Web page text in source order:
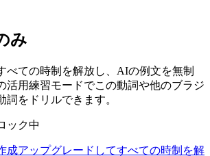
み
べての時制を解放し、AIの例文を無制
活用練習モードでこの動詞や他のブラジ
詞をドリルできます。
ック中
成アップグレードしてすべての時制を解